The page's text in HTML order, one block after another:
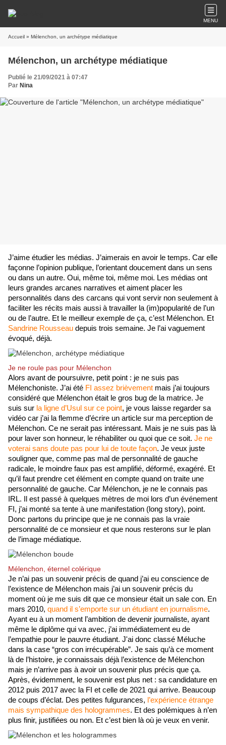
MENU
Accueil » Mélenchon, un archétype médiatique
Mélenchon, un archétype médiatique
Publié le 21/09/2021 à 07:47
Par Nina
J’aime étudier les médias. J’aimerais en avoir le temps. Car elle
façonne l’opinion publique, l’orientant doucement dans un sens
ou dans un autre. Oui, même toi, même moi. Les médias ont
leurs grandes arcanes narratives et aiment placer les
personnalités dans des carcans qui vont servir non seulement à
faciliter les récits mais aussi à travailler la (im)popularité de l’un
Sandrine Rousseau depuis trois semaine. Je l’ai vaguement
évoqué, déjà.
Je ne roule pas pour Mélenchon
Alors avant de poursuivre, petit point : je ne suis pas
Mélenchoniste. J’ai été FI assez brièvement mais j’ai toujours
considéré que Mélenchon était le gros bug de la matrice. Je
suis sur la ligne d’Usul sur ce point, je vous laisse regarder sa
vidéo car j’ai la flemme d’écrire un article sur ma perception de
Mélenchon. Ce ne serait pas intéressant. Mais je ne suis pas là
pour laver son honneur, le réhabiliter ou quoi que ce soit. Je ne
voterai sans doute pas pour lui de toute façon. Je veux juste
souligner que, comme pas mal de personnalité de gauche
radicale, le moindre faux pas est amplifié, déformé, exagéré. Et
qu’il faut prendre cet élément en compte quand on traite une
personnalité de gauche. Car Mélenchon, je ne le connais pas
IRL. Il est passé à quelques mètres de moi lors d’un événement
FI, j’ai monté sa tente à une manifestation (long story), point.
Donc partons du principe que je ne connais pas la vraie
personnalité de ce monsieur et que nous resterons sur le plan
de l’image médiatique.
Mélenchon, éternel colérique
Je n’ai pas un souvenir précis de quand j’ai eu conscience de
l’existence de Mélenchon mais j’ai un souvenir précis du
moment où je me suis dit que ce monsieur était un sale con. En
mars 2010, quand il s’emporte sur un étudiant en journalisme.
Ayant eu à un moment l’ambition de devenir journaliste, ayant
même le diplôme qui va avec, j’ai immédiatement eu de
l’empathie pour le pauvre étudiant. J'ai donc classé Méluche
dans la case “gros con irrécupérable”. Je sais qu’à ce moment
là de l’histoire, je connaissais déjà l’existence de Mélenchon
mais je n’arrive pas à avoir un souvenir plus précis que ça.
Après, évidemment, le souvenir est plus net : sa candidature en
2012 puis 2017 avec la FI et celle de 2021 qui arrive. Beaucoup
de coups d’éclat. Des petites fulgurances, l’expérience étrange
mais sympathique des hologrammes. Et des polémiques à n’en
plus finir, justifiées ou non. Et c’est bien là où je veux en venir.